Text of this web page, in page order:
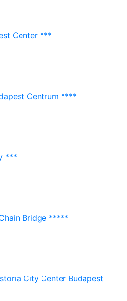
Center ***
Centrum ****
***
Bridge *****
City Center Budapest